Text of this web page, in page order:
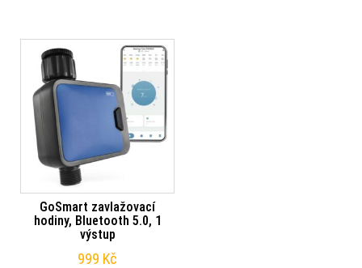
GoSmart zavlažovací
hodiny, Bluetooth 5.0, 1
výstup
999 Kč